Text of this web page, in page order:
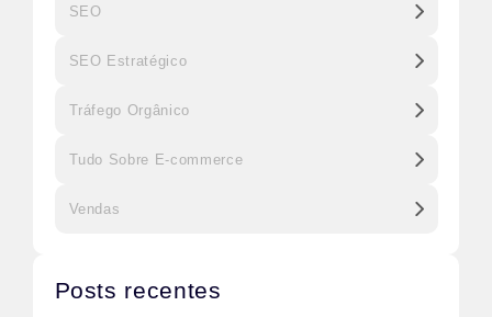
SEO
SEO Estratégico
Tráfego Orgânico
Tudo Sobre E-commerce
Vendas
Posts recentes